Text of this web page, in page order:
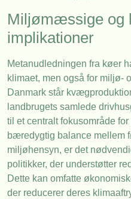
Miljømæssige og
implikationer
Metanudledningen fra køer
klimaet, men også for miljø-
Danmark står
landbrugets samlede
til et centralt fokusområde
bæredygtig balance mellem
miljøhensyn, er det
politikker, der understøtter
Dette kan omfatte
der reducerer deres